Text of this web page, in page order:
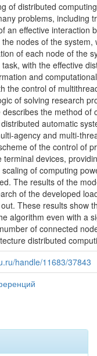
of distributed
problems, including
an effective interaction
nodes of the system,
of each node of the
with the effective
and
the control of
of solving research
the method of
automatic
agency and multi-
of the control of
terminal devices,
of computing
The results of the
of the developed
These results show
algorithm even with a
of connected
distributed
handle/11683/37843